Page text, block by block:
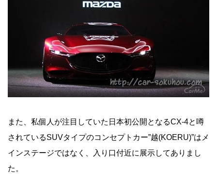
また、私個人が注目していた日本初公開となるCX-4と噂
されているSUVタイプのコンセプトカー”越(KOERU)”はメ
インステージではなく、入り口付近に展示してありまし
た。